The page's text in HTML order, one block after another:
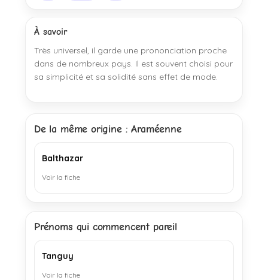
À savoir
Très universel, il garde une prononciation proche
dans de nombreux pays. Il est souvent choisi pour
sa simplicité et sa solidité sans effet de mode.
De la même origine : Araméenne
Balthazar
Voir la fiche
Prénoms qui commencent pareil
Tanguy
Voir la fiche